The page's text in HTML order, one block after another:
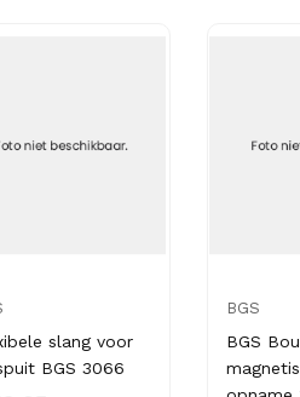
slang voor
BGS 3066
BGS
BGS